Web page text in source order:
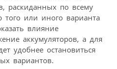
раскиданных по всему
того или иного варианта
влияние
аккумуляторов, а для
удобнее остановиться
вариантов.